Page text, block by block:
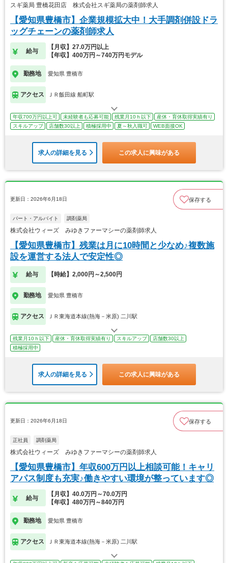
スギ薬局 豊橋花田店 株式会社スギ薬局の薬剤師求人
【愛知県豊橋市】企業規模拡大中！大手調剤併設ドラ
ッグチェーンの薬剤師求人
給与
【月収】27.0万円以上
【年収】400万円～740万円モデル
勤務地 愛知県 豊橋市
アクセス ＪＲ飯田線 船町駅
年収700万円以上可 未経験者も応募可能 残業月10ｈ以下
産休・育休取得実績有り
スキルアップ
店舗数30以上 積極採用中 夏～秋入職可 WEB面接OK
求人の詳細を見る この求人に興味がある
更新日：2026年6月18日 保存する
パート・アルバイト 調剤薬局
株式会社ウィーズ みゆきファーマシーの薬剤師求人
【愛知県豊橋市】残業は月に10時間と少なめ♪複数施
設を運営する法人で安定性◎
給与 【時給】2,000円～2,500円
勤務地 愛知県 豊橋市
アクセス ＪＲ東海道本線(熱海－米原) 二川駅
残業月10ｈ以下 産休・育休取得実績有り スキルアップ
店舗数30以上
積極採用中
求人の詳細を見る この求人に興味がある
更新日：2026年6月18日 保存する
正社員 調剤薬局
株式会社ウィーズ みゆきファーマシーの薬剤師求人
【愛知県豊橋市】年収600万円以上相談可能！キャリ
アパス制度も充実♪働きやすい環境が整っています◎
給与
【月収】40.0万円～70.0万円
【年収】480万円～840万円
勤務地 愛知県 豊橋市
アクセス ＪＲ東海道本線(熱海－米原) 二川駅